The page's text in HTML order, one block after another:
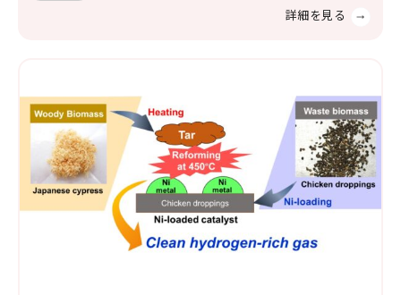
臨床医学
情報学
情報科学
情報工学 人間情報学
環境学
環境解析評価
環境保全対策